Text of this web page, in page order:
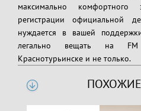
максимально
регистрации официальной
нуждается в вашей
легально вещать на
Краснотурьинске и не только.